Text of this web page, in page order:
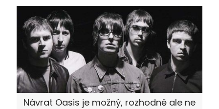
Návrat Oasis je možný, rozhodně ale ne